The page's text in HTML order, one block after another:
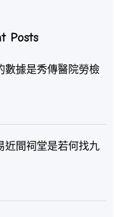
Posts
數據是秀傳醫院勞檢
近間祠堂是若何找九